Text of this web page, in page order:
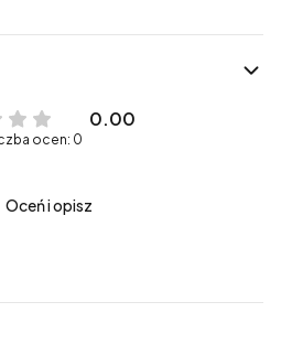
0.00
ocen: 0
Oceń i opisz